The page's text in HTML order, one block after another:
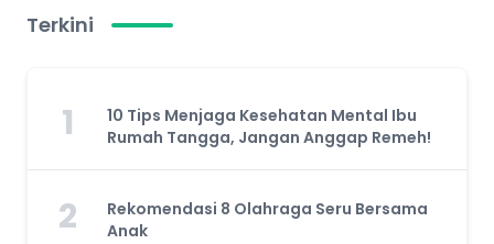
Terkini
1
10 Tips Menjaga Kesehatan Mental Ibu
Rumah Tangga, Jangan Anggap Remeh!
2
Rekomendasi 8 Olahraga Seru Bersama
Anak